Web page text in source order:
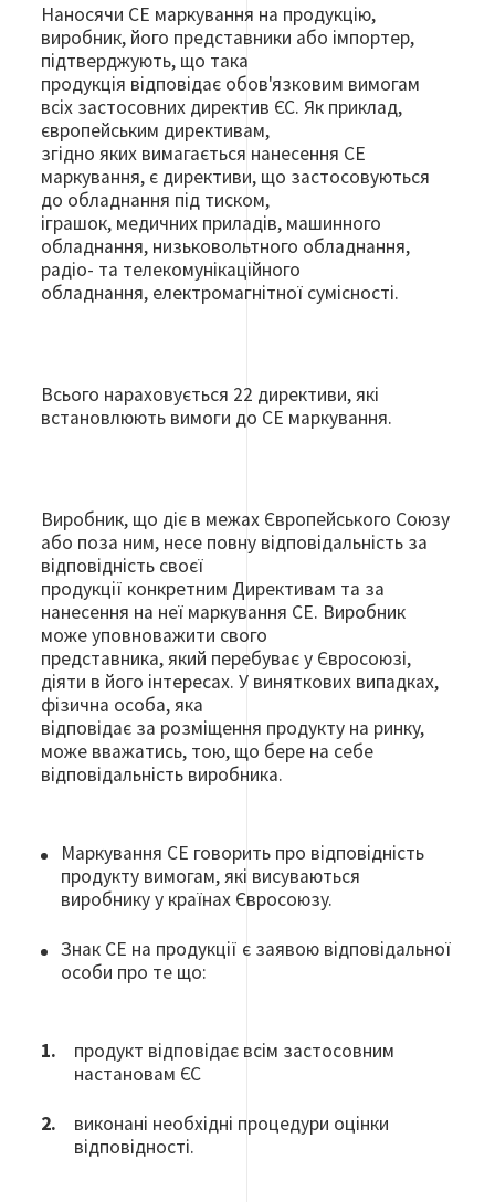
Наносячи СЕ маркування на продукцію,
виробник, його представники або імпортер,
підтверджують, що така
продукція відповідає обов'язковим вимогам
всіх застосовних директив ЄС. Як приклад,
європейським директивам,
згідно яких вимагається нанесення СЕ
маркування, є директиви, що застосовуються
до обладнання під тиском,
іграшок, медичних приладів, машинного
обладнання, низьковольтного обладнання,
радіо- та телекомунікаційного
обладнання, електромагнітної сумісності.
Всього нараховується 22 директиви, які
встановлюють вимоги до СЕ маркування.
Виробник, що діє в межах Європейського Союзу
або поза ним, несе повну відповідальність за
відповідність своєї
продукції конкретним Директивам та за
нанесення на неї маркування CЕ. Виробник
може уповноважити свого
представника, який перебуває у Євросоюзі,
діяти в його інтересах. У виняткових випадках,
фізична особа, яка
відповідає за розміщення продукту на ринку,
може вважатись, тою, що бере на себе
відповідальність виробника.
Маркування СЕ говорить про відповідність
продукту вимогам, які висуваються
виробнику у країнах Євросоюзу.
Знак СЕ на продукції є заявою відповідальної
особи про те що:
продукт відповідає всім застосовним
настановам ЄС
виконані необхідні процедури оцінки
відповідності.